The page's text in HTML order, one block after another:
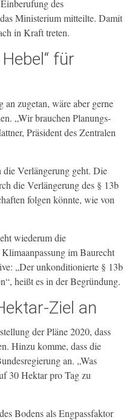
des
Ministerium mitteilte. Damit
in Kraft treten.
für
zugetan, wäre aber gerne
„Wir brauchen Planungs-
Präsident des Zentralen
die Verlängerung geht. Die
die Verlängerung des § 13b
folgen könnte, wie von
wiederum die
im Baurecht
„Der unkonditionierte § 13b
heißt es in der Begründung.
Ziel an
der Pläne 2020, dass
Hinzu komme, dass die
an. „Was
30 Hektar pro Tag zu
Bodens als Engpassfaktor